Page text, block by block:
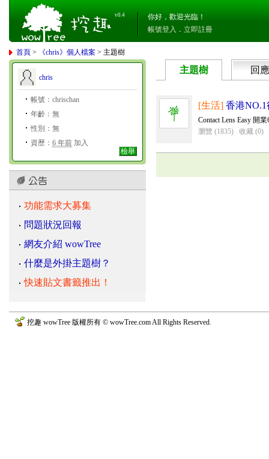
v0.4
你好，歡迎光臨！
帳號登入 ． 立即註冊
首頁 > 《chris》個人檔案 > 主題樹
chris
帳號：chrischan
年齡：無
性別：無
資歷： 6 年前 加入
檢舉
功能需求大募集
問題狀況回報
網友介紹 wowTree
什麼是外掛主題樹？
快速貼文書籤推出！
主題樹 回應
[生活] 香港
Contact Lens Easy 開
瀏覽 (1835)
收藏 (0)
挖趣 wowTree 版權所有 © wowTree.com All Rights Reserved.